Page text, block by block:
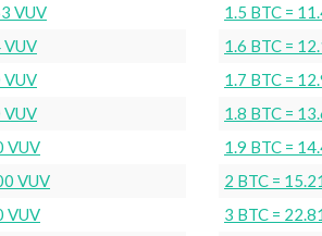
VUV
VUV
VUV
VUV
1.5 BTC =
1.6 BTC =
1.7 BTC =
1.8 BTC =
1.9 BTC =
2 BTC =
3 BTC =